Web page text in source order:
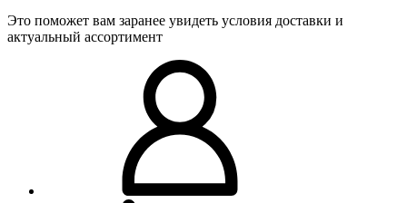
Это поможет вам заранее увидеть условия доставки и
актуальный ассортимент